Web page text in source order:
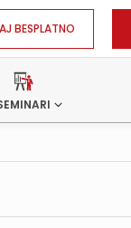
BESPLATNO